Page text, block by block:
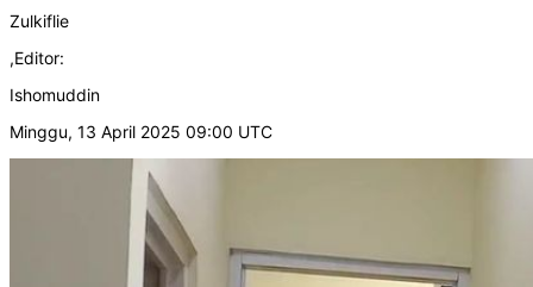
Zulkiflie
,Editor:
Ishomuddin
Minggu, 13 April 2025 09:00 UTC